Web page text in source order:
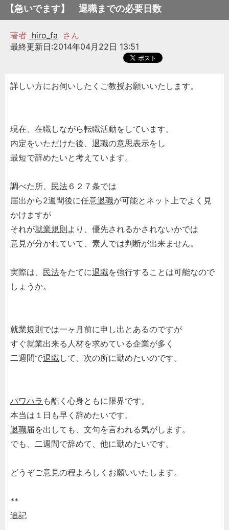
【急いでます】 退職までの必要日数
著者 hiro_fa
さん
最終更新日:2014年04月22日 13:51
詳しい方にお伺いしたくご教授お願いいたします。
現在、在職しながら転職活動をしています。
内定をいただけた後、 退職の意思表示をし
最短で辞めたいと考えています。
調べた所、 民法 ６２７条では
届出から2週間後に任意退職が可能とネット上でよく見
かけますが
それが就業規則より、優先されるかされないかでは
意見が分かれていて、素人では判断が出来ません。
実際は、 民法をたてに退職を強行することは可能なので
しょうか。
就業規則では一ヶ月前に申し出とあるのですが
すぐ就業出来る人材を求めている企業が多く
二週間で退職して、次の所に勤めたいのです。
パワハラ も酷く心身ともに限界です。
本当は１日も早く辞めたいです。
退職届を出しても、文句を言われる気がします。
でも、二週間で辞めて、他に勤めたいです。
どうぞご意見の程よろしくお願いいたします。
**
追記